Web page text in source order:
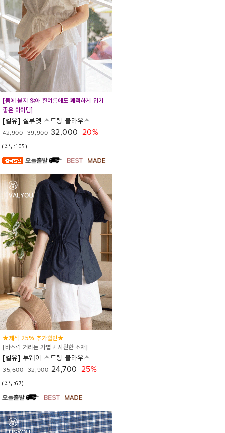
[몸에 붙지 않아 한여름에도 쾌적하게 입기
좋은 아이템]
[벨유] 실루엣 스트링 블라우스
42,900 39,900 32,000 20%
(리뷰:105)
★제작 25% 추가할인★
[바스락 거리는 가볍고 시원한 소재]
[벨유] 투웨이 스트링 블라우스
35,600 32,900 24,700 25%
(리뷰:67)